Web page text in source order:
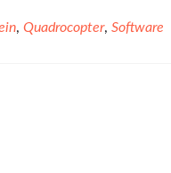
, Quadrocopter, Software